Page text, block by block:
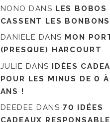
NONO DANS LES BOBOS
CASSENT LES
DANIELE DANS MON
(PRESQUE) HARCOURT
JULIE DANS IDÉES
POUR LES MINUS DE 0
ANS !
DEEDEE DANS 70 IDÉES